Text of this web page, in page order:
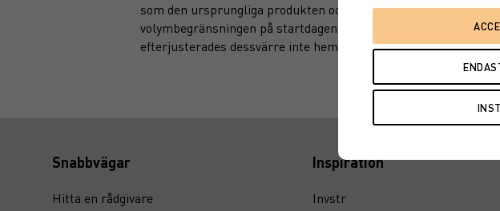
som den ursprungliga produkten och i broschyrens tidsplan
volymbegränsningen på startdagen behövde den nya
efterjusterades dessvärre inte hemsidan med fastställda
Snabbvägar
Hitta en rådgivare
Inspiration
Invstr